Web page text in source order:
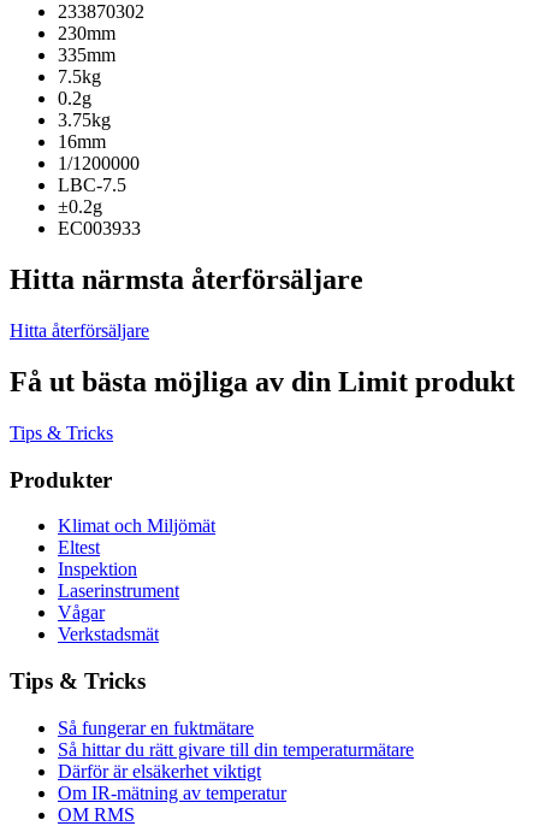
233870302
230mm
335mm
7.5kg
0.2g
3.75kg
16mm
1/1200000
LBC-7.5
±0.2g
EC003933
Hitta närmsta återförsäljare
Hitta återförsäljare
Få ut bästa möjliga av din Limit produkt
Tips & Tricks
Produkter
Klimat och Miljömät
Eltest
Inspektion
Laserinstrument
Vågar
Verkstadsmät
Tips & Tricks
Så fungerar en fuktmätare
Så hittar du rätt givare till din temperaturmätare
Därför är elsäkerhet viktigt
Om IR-mätning av temperatur
OM RMS